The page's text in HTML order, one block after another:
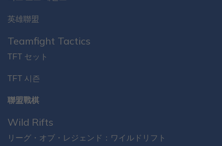
英雄聯盟
Teamfight Tactics
TFT セット
TFT 시즌
聯盟戰棋
Wild Rifts
リーグ・オブ・レジェンド：ワイルドリフト